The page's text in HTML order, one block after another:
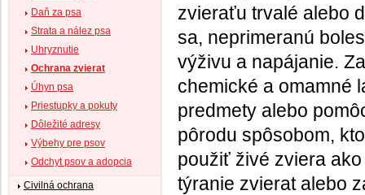
zvieraťu trvalé alebo
sa, neprimeranú
výživu a napájanie.
chemické a omamné
predmety alebo
pôrodu spôsobom,
použiť živé zviera
týranie zvierat alebo
Daň za psa
Strata a nález psa
Uhryznutie
Ochrana zvierat
Úhyn psa
Priestupky a pokuty
Dôležité adresy
Výbehy pre psov
Odchyt psov a adopcia
Civilná ochrana